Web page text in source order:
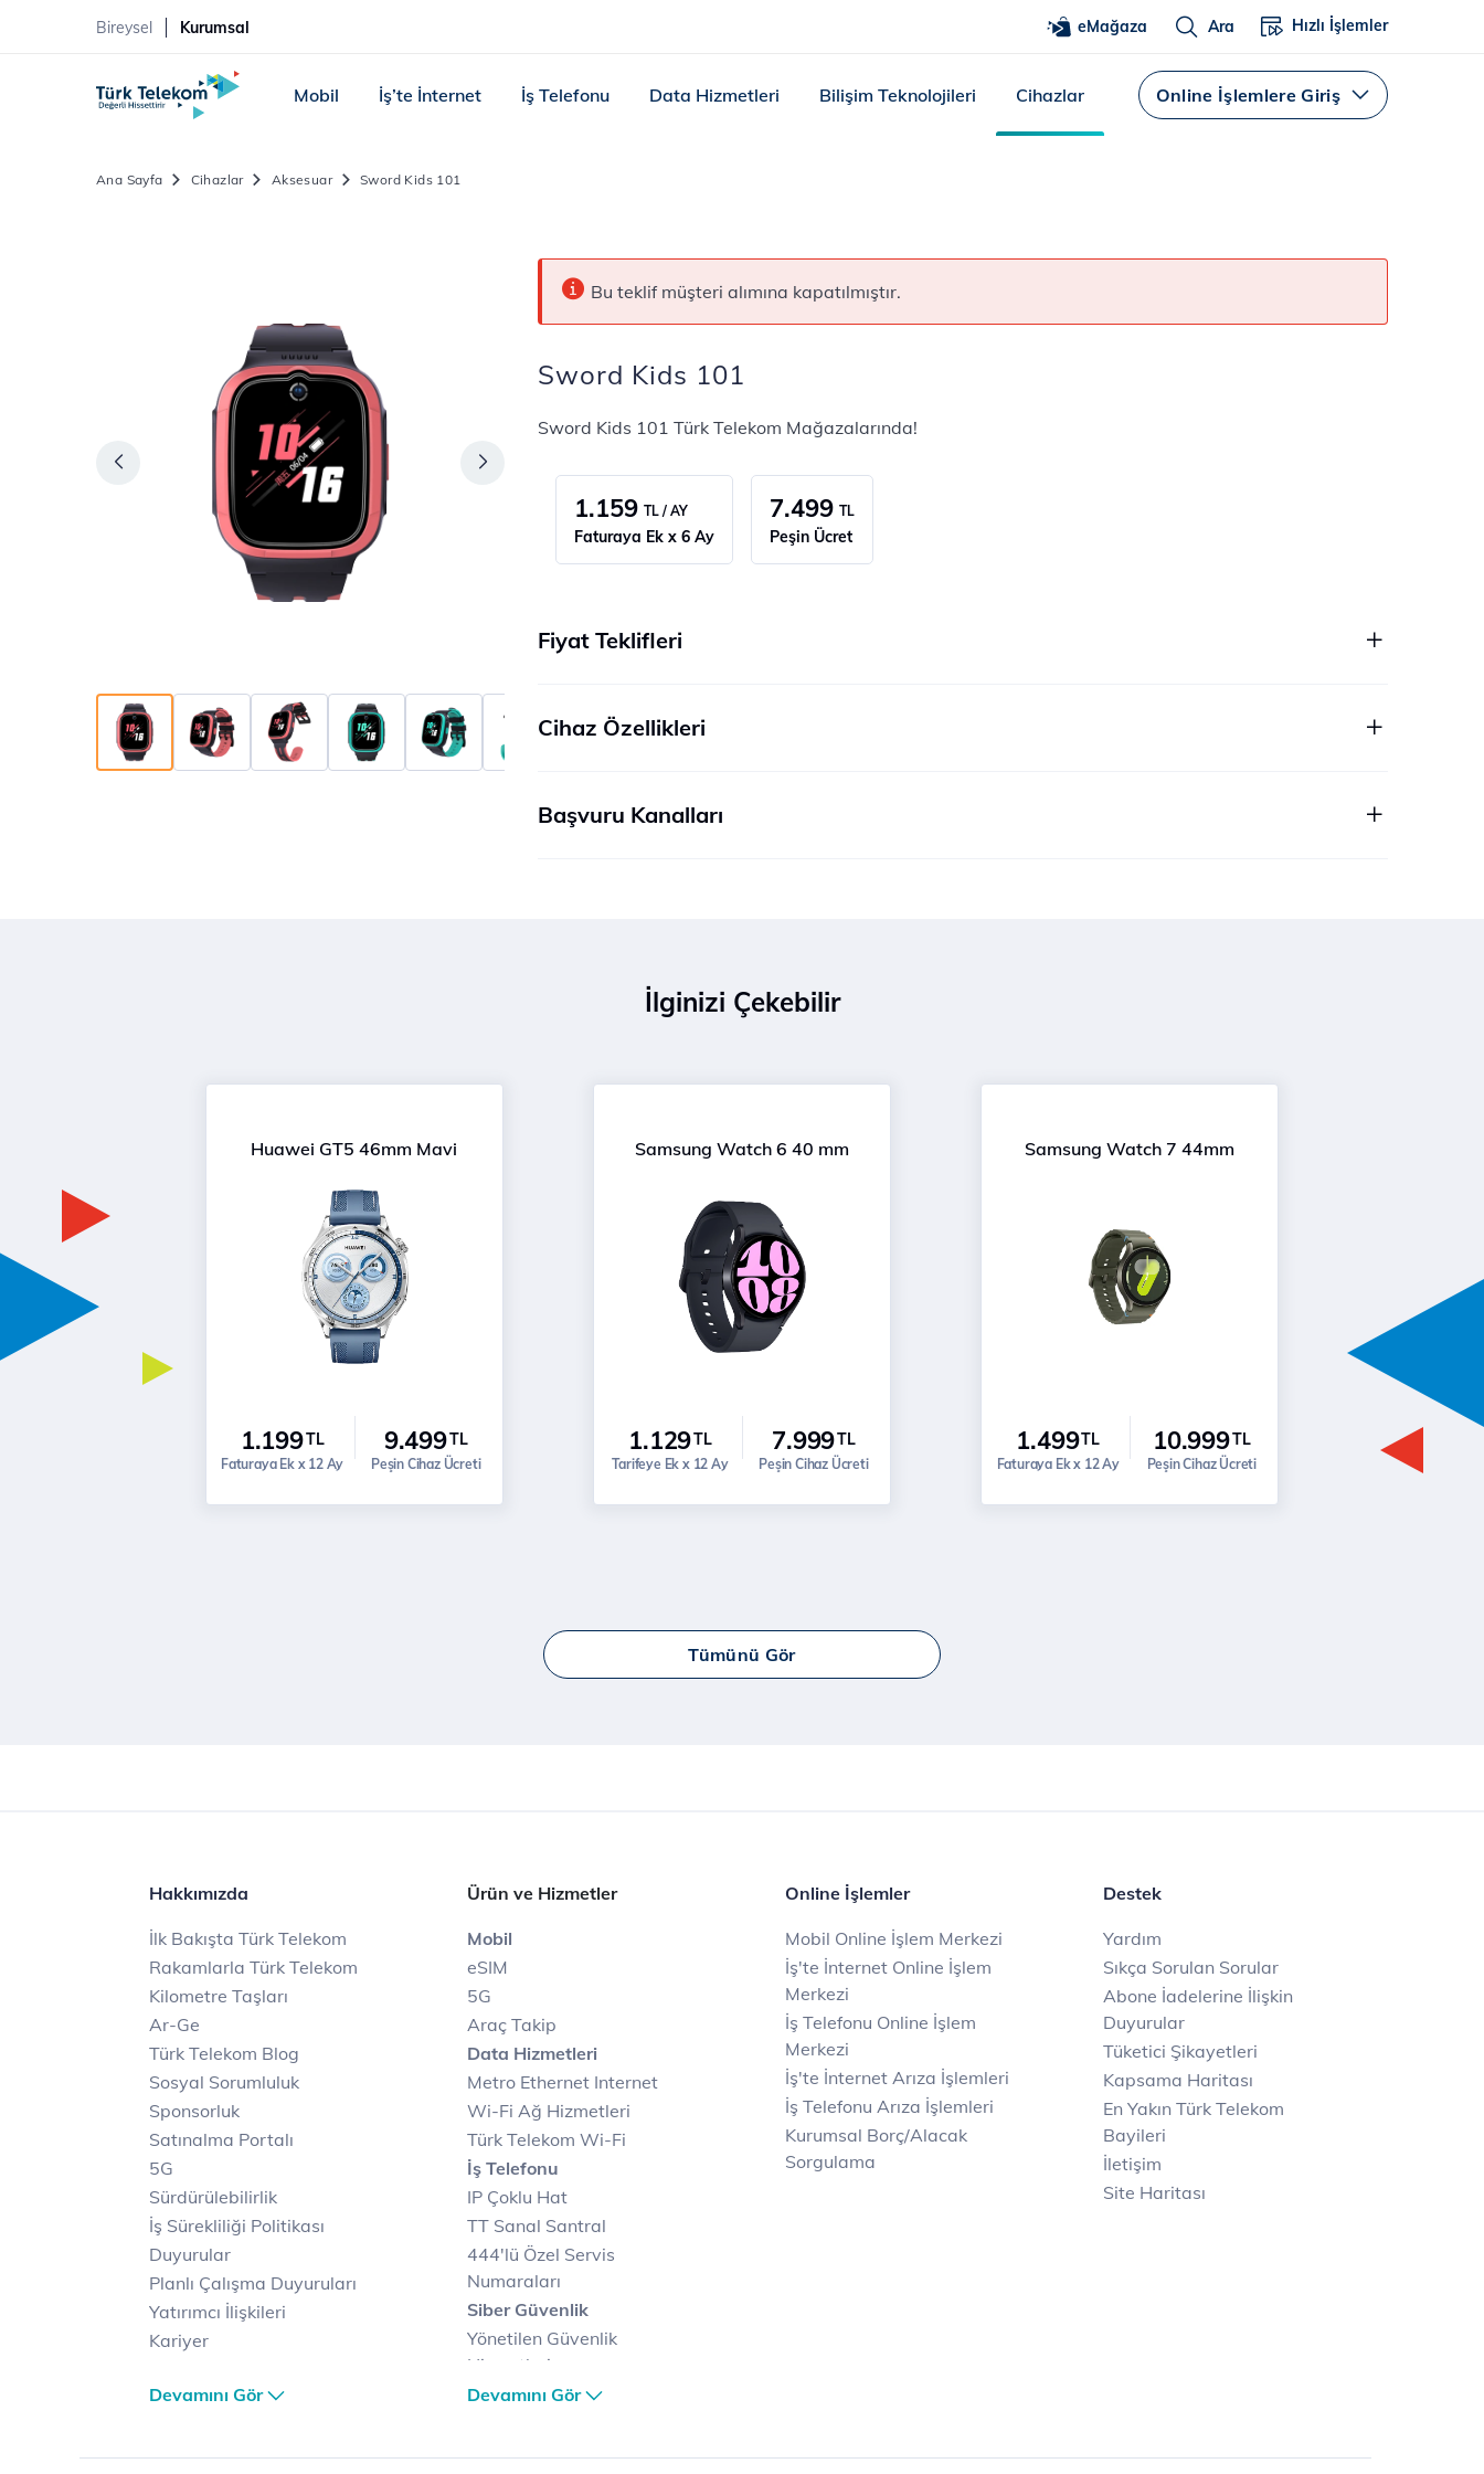
Bireysel Kurumsal eMağaza Ara Hızlı İşlemler
Mobil İş’te İnternet İş Telefonu Data Hizmetleri Bilişim Teknolojileri Cihazlar Online İşlemlere Giriş
Ana Sayfa Cihazlar Aksesuar Sword Kids 101
Bu teklif müşteri alımına kapatılmıştır.
Sword Kids 101
Sword Kids 101 Türk Telekom Mağazalarında!
1.159 TL / AY
Faturaya Ek x 6 Ay
7.499 TL
Peşin Ücret
Fiyat Teklifleri
Cihaz Özellikleri
Başvuru Kanalları
İlginizi Çekebilir
Huawei GT5 46mm Mavi
1.199TL
Faturaya Ek x 12 Ay
9.499TL
Peşin Cihaz Ücreti
Samsung Watch 6 40 mm
1.129TL
Tarifeye Ek x 12 Ay
7.999TL
Peşin Cihaz Ücreti
Samsung Watch 7 44mm
1.499TL
Faturaya Ek x 12 Ay
10.999TL
Peşin Cihaz Ücreti
Tümünü Gör
Hakkımızda
İlk Bakışta Türk Telekom
Rakamlarla Türk Telekom
Kilometre Taşları
Ar-Ge
Türk Telekom Blog
Sosyal Sorumluluk
Sponsorluk
Satınalma Portalı
5G
Sürdürülebilirlik
İş Sürekliliği Politikası
Duyurular
Planlı Çalışma Duyuruları
Yatırımcı İlişkileri
Kariyer
Dağıtım
Hizmet Kalitesi Raporları
Devamını Gör
Ürün ve Hizmetler
Mobil
eSIM
5G
Araç Takip
Data Hizmetleri
Metro Ethernet Internet
Wi-Fi Ağ Hizmetleri
Türk Telekom Wi-Fi
İş Telefonu
IP Çoklu Hat
TT Sanal Santral
444'lü Özel Servis
Numaraları
Siber Güvenlik
Yönetilen Güvenlik
Hizmetleri
Siber Güvenlik Merkezi
Devamını Gör
Online İşlemler
Mobil Online İşlem Merkezi
İş'te İnternet Online İşlem
Merkezi
İş Telefonu Online İşlem
Merkezi
İş'te İnternet Arıza İşlemleri
İş Telefonu Arıza İşlemleri
Kurumsal Borç/Alacak
Sorgulama
Destek
Yardım
Sıkça Sorulan Sorular
Abone İadelerine İlişkin
Duyurular
Tüketici Şikayetleri
Kapsama Haritası
En Yakın Türk Telekom
Bayileri
İletişim
Site Haritası